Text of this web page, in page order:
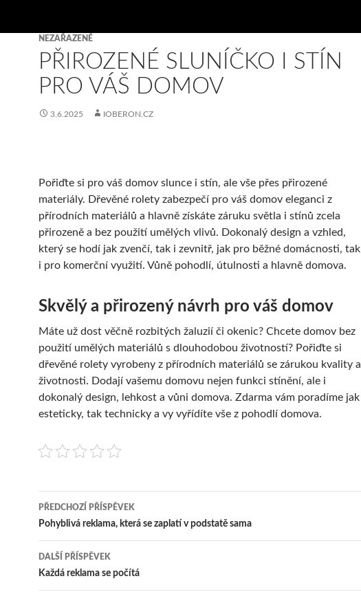
NEZAŘAZENÉ
PŘIROZENÉ SLUNÍČKO I STÍN
PRO VÁŠ DOMOV
3.6.2025 IOBERON.CZ
Pořiďte si pro váš domov slunce i stín, ale vše přes přirozené
materiály. Dřevěné rolety zabezpečí pro váš domov eleganci z
přírodních materiálů a hlavně získáte záruku světla i stínů zcela
přirozeně a bez použití umělých vlivů. Dokonalý design a vzhled,
který se hodí jak zvenčí, tak i zevnitř, jak pro běžné domácnosti, tak
i pro komerční využití. Vůně pohodlí, útulnosti a hlavně domova.
Skvělý a přirozený návrh pro váš domov
Máte už dost věčně rozbitých žaluzií či okenic? Chcete domov bez
použití umělých materiálů s dlouhodobou životností? Pořiďte si
dřevěné rolety vyrobeny z přírodních materiálů se zárukou kvality a
životnosti. Dodají vašemu domovu nejen funkci stínění, ale i
dokonalý design, lehkost a vůni domova. Zdarma vám poradíme jak
esteticky, tak technicky a vy vyřídíte vše z pohodlí domova.
Navigace
pro
příspěvky
PŘEDCHOZÍ PŘÍSPĚVEK
Pohyblivá reklama, která se zaplatí v podstatě sama
DALŠÍ PŘÍSPĚVEK
Každá reklama se počítá